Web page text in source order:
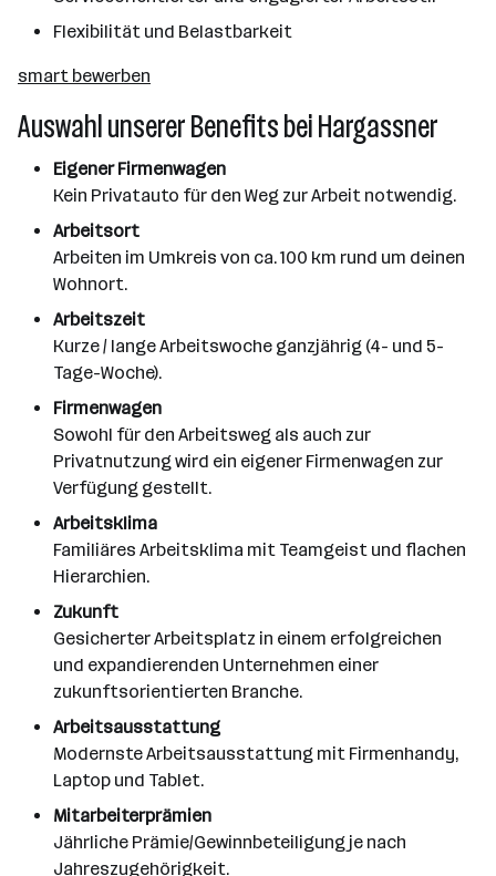
Flexibilität und Belastbarkeit
smart bewerben
Auswahl unserer Benefits bei Hargassner
Eigener Firmenwagen
Kein Privatauto für den Weg zur Arbeit notwendig.
Arbeitsort
Arbeiten im Umkreis von ca. 100 km rund um deinen
Wohnort.
Arbeitszeit
Kurze / lange Arbeitswoche ganzjährig (4- und 5-
Tage-Woche).
Firmenwagen
Sowohl für den Arbeitsweg als auch zur
Privatnutzung wird ein eigener Firmenwagen zur
Verfügung gestellt.
Arbeitsklima
Familiäres Arbeitsklima mit Teamgeist und flachen
Hierarchien.
Zukunft
Gesicherter Arbeitsplatz in einem erfolgreichen
und expandierenden Unternehmen einer
zukunftsorientierten Branche.
Arbeitsausstattung
Modernste Arbeitsausstattung mit Firmenhandy,
Laptop und Tablet.
Mitarbeiterprämien
Jährliche Prämie/Gewinnbeteiligung je nach
Jahreszugehörigkeit.